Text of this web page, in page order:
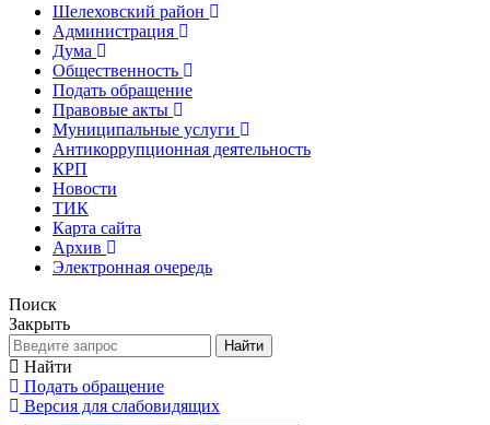
Шелеховский район
Администрация
Дума
Общественность
Подать обращение
Правовые акты
Муниципальные услуги
Антикоррупционная деятельность
КРП
Новости
ТИК
Карта сайта
Архив
Электронная очередь
Поиск
Закрыть
Найти
Найти
Подать обращение
Версия для слабовидящих